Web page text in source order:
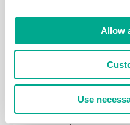
Allow
Use
19 JAN 2023
Und die Erfindung
ein Teil davon. Moment,